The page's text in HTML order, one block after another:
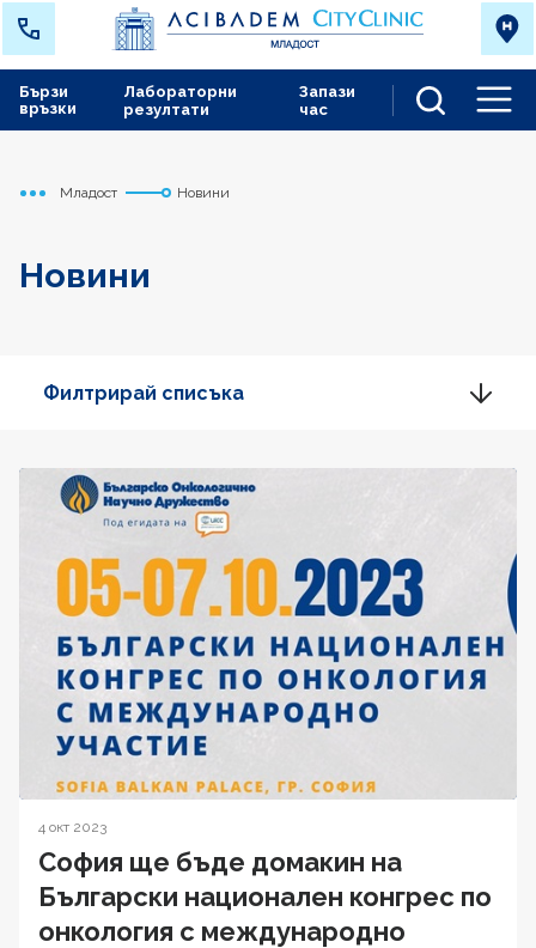
Лабораторни
резултати
Запази
час
Бързи
връзки
Начало
Младост Новини
Новини
Филтрирай списъка
4 окт 2023
София ще бъде домакин на
Български национален конгрес по
онкология с международно